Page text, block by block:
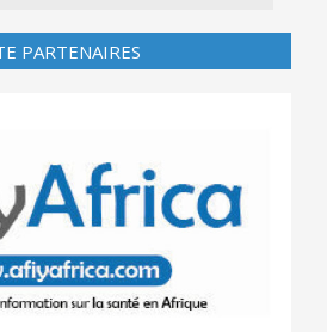
PARTENAIRES